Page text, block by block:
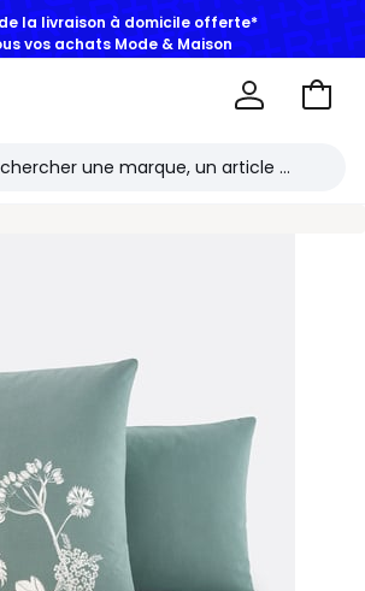
la livraison à domicile offerte*
vos achats Mode & Maison
Aller